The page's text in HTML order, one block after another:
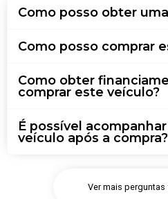
Como posso obter
Como posso comprar
Como obter
comprar este veículo?
É possível
veículo após a compra?
Ver mais perguntas